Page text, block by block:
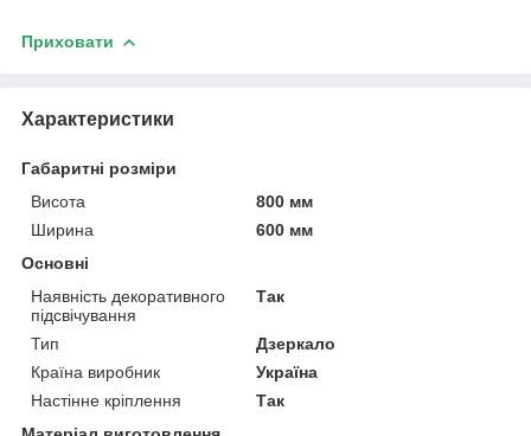
Приховати
Характеристики
Габаритні розміри
Висота
800 мм
Ширина
600 мм
Основні
Наявність декоративного
підсвічування
Так
Тип
Дзеркало
Країна виробник
Україна
Настінне кріплення
Так